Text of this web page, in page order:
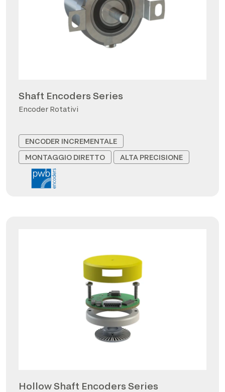
Shaft Encoders Series
Encoder Rotativi
ENCODER INCREMENTALE
MONTAGGIO DIRETTO
ALTA PRECISIONE
Hollow Shaft Encoders Series